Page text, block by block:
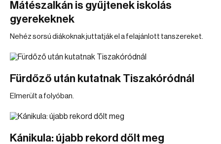
Mátészalkán is gyűjtenek iskolás
gyerekeknek
Nehéz sorsú diákoknak juttatják el a felajánlott tanszereket.
Fürdőző után kutatnak Tiszakóródnál
Elmerült a folyóban.
Kánikula: újabb rekord dőlt meg